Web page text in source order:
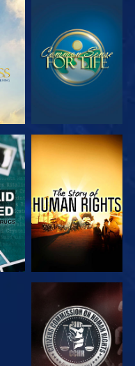
СМОТРЕТЬ
СМОТРЕТЬ
СМОТРЕТЬ